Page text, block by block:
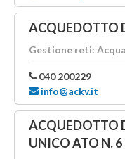
ACQUEDOTTO
Gestione reti:
040 200229
info@ackv.it
ACQUEDOTTO
UNICO ATO N.